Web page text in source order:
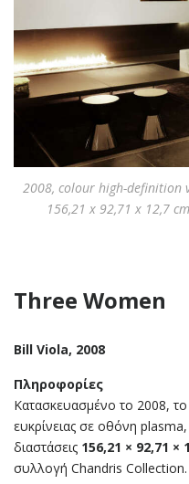
2008, colour high-definition
156,21 x 92,71 x 12,7
Three Women
Bill Viola, 2008
Πληροφορίες
Κατασκευασμένο το 2008, το
ευκρίνειας σε οθόνη plasma,
διαστάσεις 156,21 × 92,71 ×
συλλογή Chandris Collection.